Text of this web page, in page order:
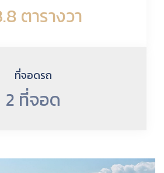
ตารางวา
ที่จอดรถ
2 ที่จอด